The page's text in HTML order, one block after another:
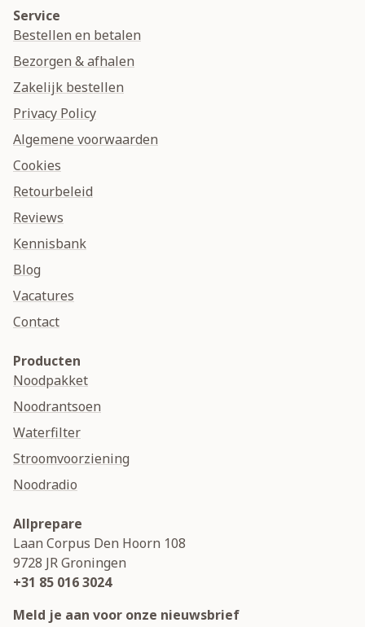
Service
Bestellen en betalen
Bezorgen & afhalen
Zakelijk bestellen
Privacy Policy
Algemene voorwaarden
Cookies
Retourbeleid
Reviews
Kennisbank
Blog
Vacatures
Contact
Producten
Noodpakket
Noodrantsoen
Waterfilter
Stroomvoorziening
Noodradio
Allprepare
Laan Corpus Den Hoorn 108
9728 JRGroningen
+31 85 016 3024
Meld je aan voor onze nieuwsbrief